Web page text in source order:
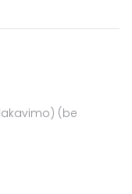
(be